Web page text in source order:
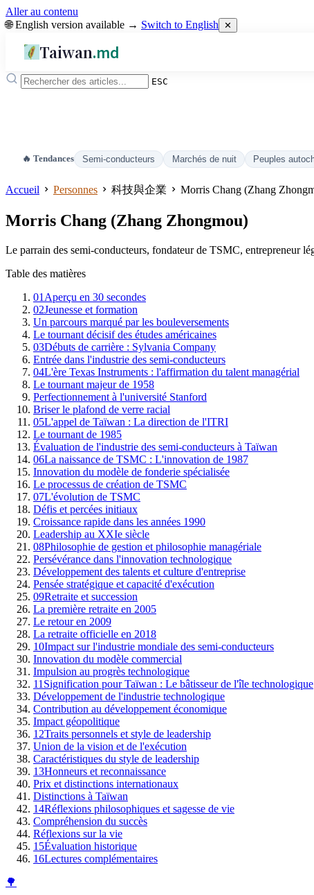
Aller au contenu
🌐 English version available → Switch to English ✕
Taiwan.md
ESC
🔥 Tendances Semi-conducteurs Marchés de nuit Peuples
Accueil Personnes 科技與企業 Morris Chang (Zhang
Morris Chang (Zhang Zhongmou)
Le parrain des semi-conducteurs, fondateur de TSMC, entrepreneur
Table des matières
01 Aperçu en 30 secondes
02Jeunesse et formation
Un parcours marqué par les bouleversements
Le tournant décisif des études américaines
03Débuts de carrière : Sylvania Company
Entrée dans l'industrie des semi-conducteurs
04L'ère Texas Instruments : l'affirmation du talent managérial
Le tournant majeur de 1958
Perfectionnement à l'université Stanford
Briser le plafond de verre racial
05L'appel de Taïwan : La direction de l'ITRI
Le tournant de 1985
Évaluation de l'industrie des semi-conducteurs à Taïwan
06La naissance de TSMC : L'innovation de 1987
Innovation du modèle de fonderie spécialisée
Le processus de création de TSMC
07L'évolution de TSMC
Défis et percées initiaux
Croissance rapide dans les années 1990
Leadership au XXIe siècle
08Philosophie de gestion et philosophie managériale
Persévérance dans l'innovation technologique
Développement des talents et culture d'entreprise
Pensée stratégique et capacité d'exécution
09Retraite et succession
La première retraite en 2005
Le retour en 2009
La retraite officielle en 2018
10Impact sur l'industrie mondiale des semi-conducteurs
Innovation du modèle commercial
Impulsion au progrès technologique
11 Signification pour Taïwan : Le bâtisseur de l'île technologique
Développement de l'industrie technologique
Contribution au développement économique
Impact géopolitique
12Traits personnels et style de leadership
Union de la vision et de l'exécution
Caractéristiques du style de leadership
13Honneurs et reconnaissance
Prix et distinctions internationaux
Distinctions à Taïwan
14Réflexions philosophiques et sagesse de vie
Compréhension du succès
Réflexions sur la vie
15Évaluation historique
16Lectures complémentaires
🌳